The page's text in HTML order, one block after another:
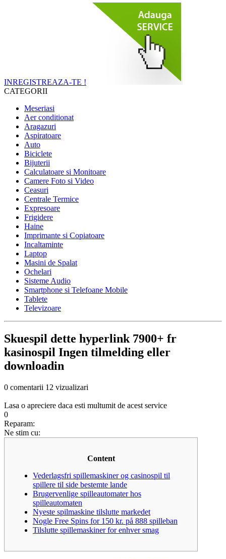
INREGISTREAZA-TE !
CATEGORII
Meseriasi
Aer conditionat
Aragazuri
Aspiratoare
Auto
Biciclete
Bijuterii
Calculatoare si Monitoare
Camere Foto si Video
Ceasuri
Centrale Termice
Expresoare
Frigidere
Haine
Imprimante si Copiatoare
Incaltaminte
Laptop
Masini de Spalat
Ochelari
Sisteme Audio
Smartphone si Telefoane Mobile
Tablete
Televizoare
Skuespil dette hyperlink 7900+ fr
kasinospil Ingen tilmelding eller
downloadin
0 comentarii 12 vizualizari
Lasa o apreciere daca esti multumit de acest service
0
Reparam:
Ne stim cu:
Content
Vederlagsfri spillemaskiner og casinospil til
spillere til side bestemte lande
Brugervenlige spilleautomater hos
spilleautomaten
Nyeste spilmaskine tilslutte markedet
Nogle Free Spins for 150 kr. på 888 spilleban
Tilslutte spillemaskiner for enhver smag